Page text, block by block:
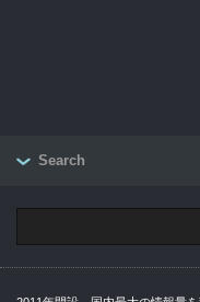
Search